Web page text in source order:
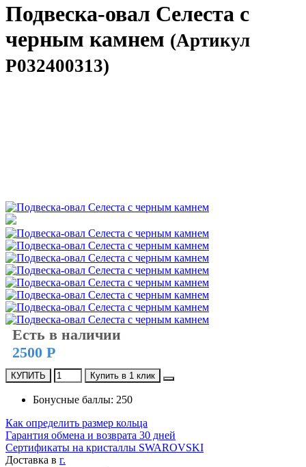
Подвеска-овал Селеста с
черным камнем (Артикул
P032400313)
Есть в наличии
2500 Р
КУПИТЬ Купить в 1 клик
Бонусные баллы: 250
Как определить размер кольца
Гарантия обмена и возврата 30 дней
Сертификаты на кристаллы SWAROVSKI
Доставка в г.